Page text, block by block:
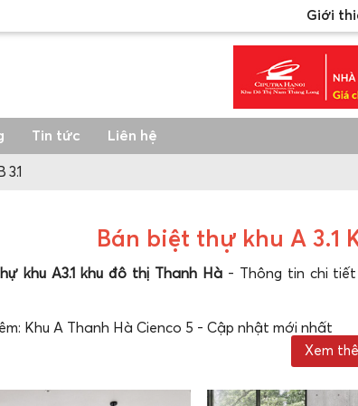
Giới
Tin tức Liên hệ
Bán biệt thự khu A 3.1
khu A3.1 khu đô thị Thanh Hà - Thông tin chi
Khu A Thanh Hà Cienco 5 - Cập nhật mới nhất
thự khu A 3.1 Khu đô thị Thanh
gồm có 01 Block phân chia thành các Lô biệt thự
Xem